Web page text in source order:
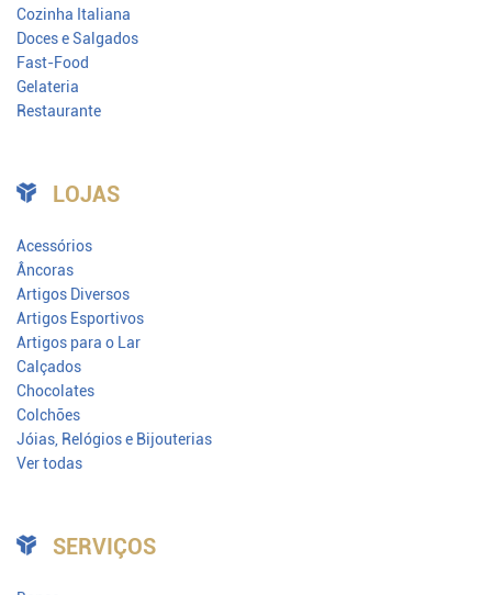
Cozinha Italiana
Doces e Salgados
Fast-Food
Gelateria
Restaurante
LOJAS
Acessórios
Âncoras
Artigos Diversos
Artigos Esportivos
Artigos para o Lar
Calçados
Chocolates
Colchões
Jóias, Relógios e Bijouterias
Ver todas
SERVIÇOS